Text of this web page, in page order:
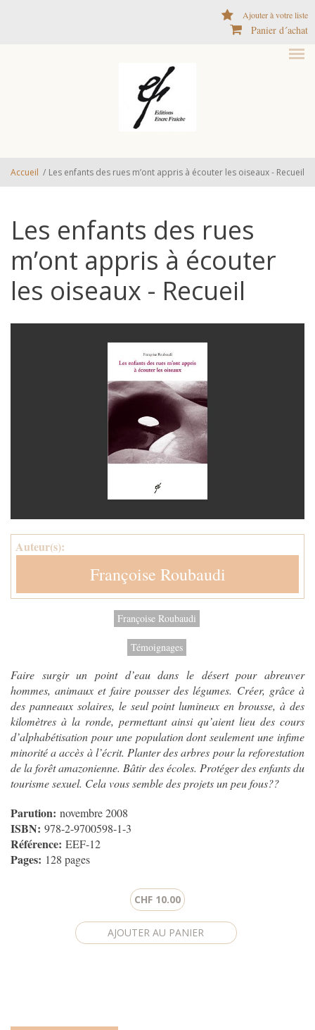
Ajouter à votre liste
Panier d´achat
Accueil / Les enfants des rues m’ont appris à écouter les oiseaux - Recueil
Les enfants des rues
m’ont appris à écouter
les oiseaux - Recueil
Auteur(s):
Françoise Roubaudi
Françoise Roubaudi
Témoignages
Faire surgir un point d’eau dans le désert pour abreuver
hommes, animaux et faire pousser des légumes. Créer, grâce à
des panneaux solaires, le seul point lumineux en brousse, à des
kilomètres à la ronde, permettant ainsi qu’aient lieu des cours
d’alphabétisation pour une population dont seulement une infime
minorité a accès à l’écrit. Planter des arbres pour la reforestation
de la forêt amazonienne. Bâtir des écoles. Protéger des enfants du
tourisme sexuel. Cela vous semble des projets un peu fous??
Parution: novembre 2008
ISBN: 978-2-9700598-1-3
Référence: EEF-12
Pages: 128 pages
CHF 10.00